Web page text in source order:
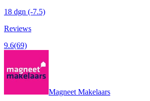
18 dgn (-7.5)
Reviews
9.6(69)
Magneet Makelaars